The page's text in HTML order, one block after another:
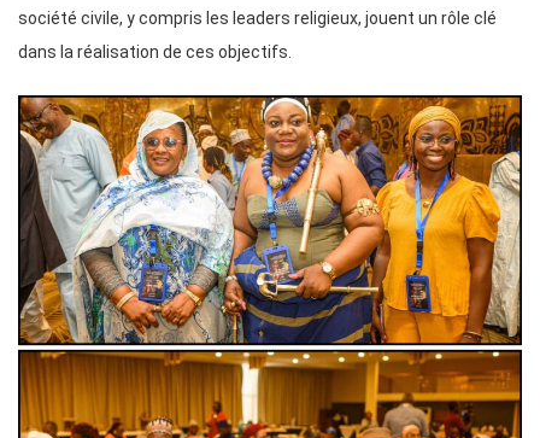
société civile, y compris les leaders religieux, jouent un rôle clé
dans la réalisation de ces objectifs.